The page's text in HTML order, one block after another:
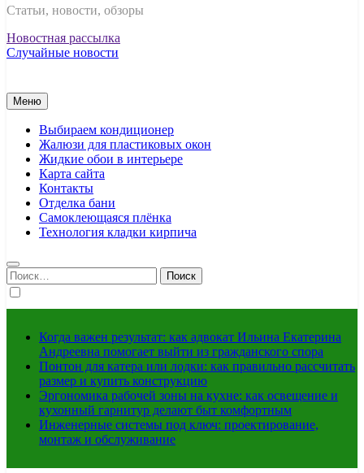
Статьи, новости, обзоры
Новостная рассылка
Случайные новости
Меню
Выбираем кондиционер
Жалюзи для пластиковых окон
Жидкие обои в интерьере
Карта сайта
Контакты
Отделка бани
Самоклеющаяся плёнка
Технология кладки кирпича
Найти:
Когда важен результат: как адвокат Ильина Екатерина
Андреевна помогает выйти из гражданского спора
Понтон для катера или лодки: как правильно рассчитать
размер и купить конструкцию
Эргономика рабочей зоны на кухне: как освещение и
кухонный гарнитур делают быт комфортным
Инженерные системы под ключ: проектирование,
монтаж и обслуживание